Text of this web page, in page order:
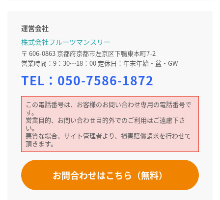
運営会社
株式会社フルーツマンスリー
〒 606-0863 京都府京都市左京区下鴨東本町7-2
営業時間：9：30～18：00 定休日：年末年始・盆・GW
TEL： 050-7586-1872
この電話番号は、お客様のお問い合わせ専用の電話番号で
す。
営業目的、お問い合わせ目的外でのご利用はご遠慮下さ
い。
悪質な場合、サイト管理者より、損害賠償請求を行わせて
頂きます。
お問合わせはこちら（無料）